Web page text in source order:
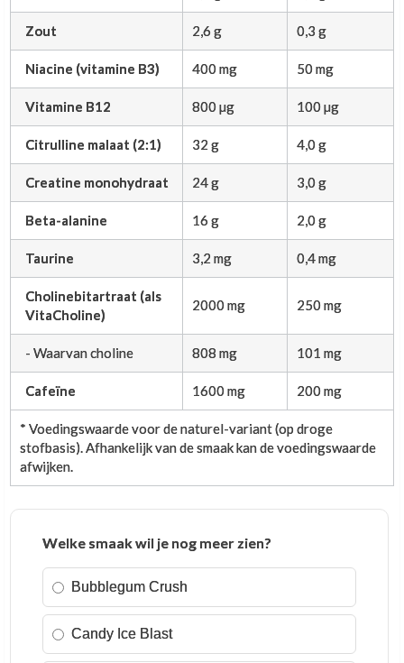
Zout 2,6 g 0,3 g
Niacine (vitamine B3) 400 mg 50 mg
Vitamine B12 800 µg 100 µg
Citrulline malaat (2:1) 32 g 4,0 g
Creatine monohydraat 24 g 3,0 g
Beta-alanine 16 g 2,0 g
Taurine 3,2 mg 0,4 mg
Cholinebitartraat (als
VitaCholine)
2000 mg 250 mg
- Waarvan choline 808 mg 101 mg
Cafeïne 1600 mg 200 mg
* Voedingswaarde voor de naturel-variant (op droge
stofbasis). Afhankelijk van de smaak kan de voedingswaarde
afwijken.
Welke smaak wil je nog meer zien?
Bubblegum Crush
Candy Ice Blast